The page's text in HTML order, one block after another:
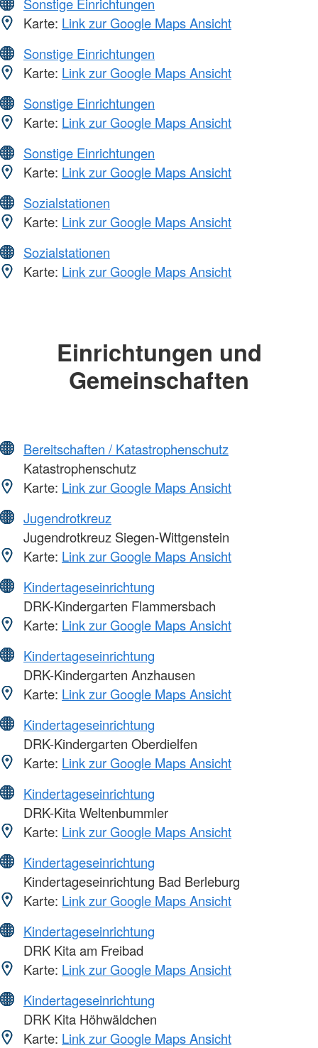
Sonstige Einrichtungen
Karte: Link zur Google Maps Ansicht
Sonstige Einrichtungen
Karte: Link zur Google Maps Ansicht
Sonstige Einrichtungen
Karte: Link zur Google Maps Ansicht
Sonstige Einrichtungen
Karte: Link zur Google Maps Ansicht
Sozialstationen
Karte: Link zur Google Maps Ansicht
Sozialstationen
Karte: Link zur Google Maps Ansicht
Einrichtungen und
Gemeinschaften
Bereitschaften / Katastrophenschutz
Katastrophenschutz
Karte: Link zur Google Maps Ansicht
Jugendrotkreuz
Jugendrotkreuz Siegen-Wittgenstein
Karte: Link zur Google Maps Ansicht
Kindertageseinrichtung
DRK-Kindergarten Flammersbach
Karte: Link zur Google Maps Ansicht
Kindertageseinrichtung
DRK-Kindergarten Anzhausen
Karte: Link zur Google Maps Ansicht
Kindertageseinrichtung
DRK-Kindergarten Oberdielfen
Karte: Link zur Google Maps Ansicht
Kindertageseinrichtung
DRK-Kita Weltenbummler
Karte: Link zur Google Maps Ansicht
Kindertageseinrichtung
Kindertageseinrichtung Bad Berleburg
Karte: Link zur Google Maps Ansicht
Kindertageseinrichtung
DRK Kita am Freibad
Karte: Link zur Google Maps Ansicht
Kindertageseinrichtung
DRK Kita Höhwäldchen
Karte: Link zur Google Maps Ansicht